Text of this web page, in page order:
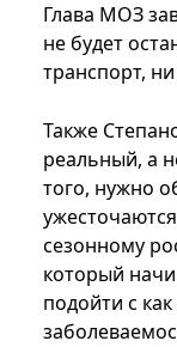
Глава МОЗ
не будет
транспорт,
Также
реальный, а
того, нужно
сезонному
который
подойти с